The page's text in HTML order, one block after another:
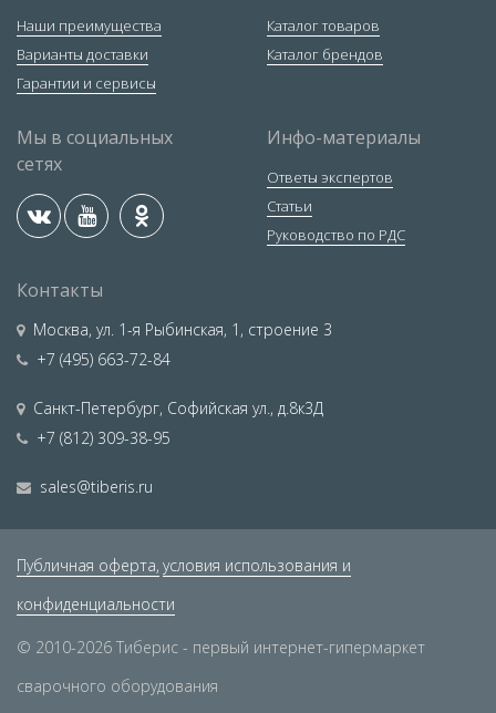
Наши преимущества
Варианты доставки
Гарантии и сервисы
Каталог товаров
Каталог брендов
Мы в социальных
сетях
Инфо-материалы
Ответы экспертов
Статьи
Руководство по РДС
Контакты
Москва, ул. 1-я Рыбинская, 1, строение 3
+7 (495) 663-72-84
Санкт-Петербург, Софийская ул., д.8к3Д
+7 (812) 309-38-95
sales@tiberis.ru
Публичная оферта, условия использования и
конфиденциальности
© 2010-2026 Тиберис - первый интернет-гипермаркет
сварочного оборудования